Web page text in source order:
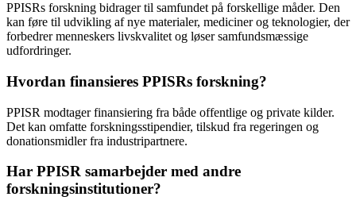
PPISRs forskning bidrager til samfundet på forskellige måder. Den
kan føre til udvikling af nye materialer, mediciner og teknologier, der
forbedrer menneskers livskvalitet og løser samfundsmæssige
udfordringer.
Hvordan finansieres PPISRs forskning?
PPISR modtager finansiering fra både offentlige og private kilder.
Det kan omfatte forskningsstipendier, tilskud fra regeringen og
donationsmidler fra industripartnere.
Har PPISR samarbejder med andre
forskningsinstitutioner?